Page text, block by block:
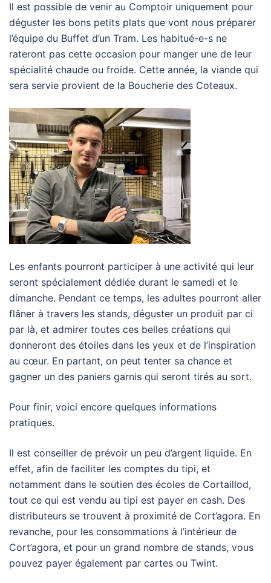
Il est possible de venir au Comptoir uniquement pour
déguster les bons petits plats que vont nous préparer
l’équipe du Buffet d’un Tram. Les habitué-e-s ne
rateront pas cette occasion pour manger une de leur
spécialité chaude ou froide. Cette année, la viande qui
sera servie provient de la Boucherie des Coteaux.
Les enfants pourront participer à une activité qui leur
seront spécialement dédiée durant le samedi et le
dimanche. Pendant ce temps, les adultes pourront aller
flâner à travers les stands, déguster un produit par ci
par là, et admirer toutes ces belles créations qui
donneront des étoiles dans les yeux et de l’inspiration
au cœur. En partant, on peut tenter sa chance et
gagner un des paniers garnis qui seront tirés au sort.
Pour finir, voici encore quelques informations
pratiques.
Il est conseiller de prévoir un peu d’argent liquide. En
effet, afin de faciliter les comptes du tipi, et
notamment dans le soutien des écoles de Cortaillod,
tout ce qui est vendu au tipi est payer en cash. Des
distributeurs se trouvent à proximité de Cort’agora. En
revanche, pour les consommations à l’intérieur de
Cort’agora, et pour un grand nombre de stands, vous
pouvez payer également par cartes ou Twint.